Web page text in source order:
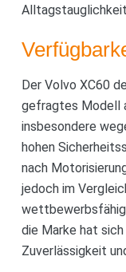
Der Volvo XC60
gefragtes Modell
insbesondere
hohen
nach
jedoch im
die Marke hat
Zuverlässigkeit